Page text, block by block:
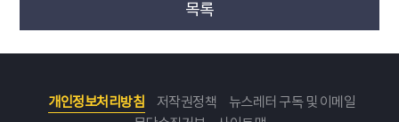
목록
개인정보처리방침 저작권정책
뉴스레터 구독 및 이메일